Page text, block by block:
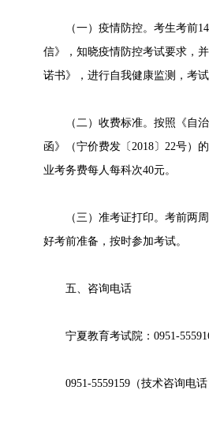
（一）疫情防控。考生考前14
信》，知晓疫情防控考试要求，
诺书》，进行自我健康监测，考
（二）收费标准。按照《自治
函》（宁价费发〔2018〕22号）
业考务费每人每科次40元。
（三）准考证打印。考前两周
好考前准备，按时参加考试。
五、咨询电话
宁夏教育考试院：0951-
0951-5559159（技术咨询电话